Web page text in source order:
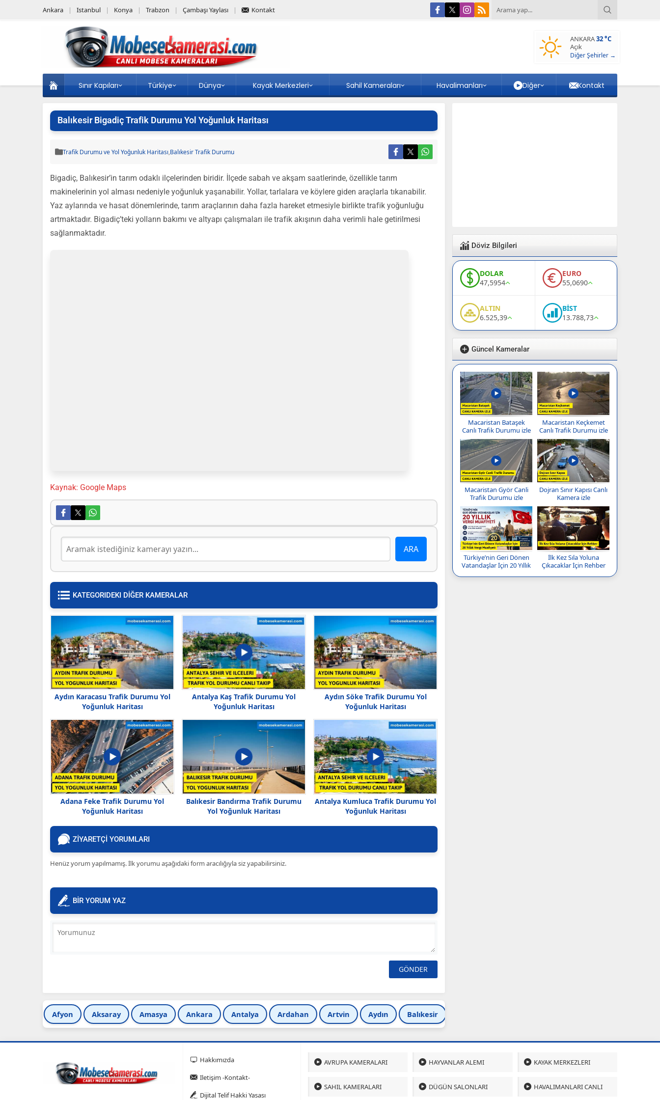
Ankara Istanbul Konya Trabzon Çambaşı Yaylası Kontakt
ANKARA32 °C
Açık
Diğer Şehirler →
Sınır Kapıları Türkiye Dünya Kayak Merkezleri Sahil Kameraları Havalimanları Diğer Kontakt
Balıkesir Bigadiç Trafik Durumu Yol Yoğunluk Haritası
Trafik Durumu ve Yol Yoğunluk Haritası,Balıkesir Trafik Durumu
Bigadiç, Balıkesir’in tarım odaklı ilçelerinden biridir. İlçede sabah ve akşam saatlerinde, özellikle tarım
makinelerinin yol alması nedeniyle yoğunluk yaşanabilir. Yollar, tarlalara ve köylere giden araçlarla tıkanabilir.
Yaz aylarında ve hasat dönemlerinde, tarım araçlarının daha fazla hareket etmesiyle birlikte trafik yoğunluğu
artmaktadır. Bigadiç’teki yolların bakımı ve altyapı çalışmaları ile trafik akışının daha verimli hale getirilmesi
sağlanmaktadır.
Kaynak: Google Maps
KATEGORIDEKI DİĞER KAMERALAR
Aydın Karacasu Trafik Durumu Yol
Yoğunluk Haritası
Antalya Kaş Trafik Durumu Yol
Yoğunluk Haritası
Aydın Söke Trafik Durumu Yol
Yoğunluk Haritası
Adana Feke Trafik Durumu Yol
Yoğunluk Haritası
Balıkesir Bandırma Trafik Durumu
Yol Yoğunluk Haritası
Antalya Kumluca Trafik Durumu Yol
Yoğunluk Haritası
ZİYARETÇİ YORUMLARI
Henüz yorum yapılmamış. İlk yorumu aşağıdaki form aracılığıyla siz yapabilirsiniz.
BİR YORUM YAZ
Afyon Aksaray Amasya Ankara Antalya Ardahan Artvin Aydın Balıkesir
Döviz Bilgileri
DOLAR
47,5954
EURO
55,0690
ALTIN
6.525,39
BİST
13.788,73
Güncel Kameralar
Macaristan Bataşek
Canlı Trafik Durumu izle
Macaristan Keçkemet
Canlı Trafik Durumu izle
Macaristan Györ Canli
Trafik Durumu izle
Dojran Sınır Kapısı Canlı
Kamera izle
Türkiye’nin Geri Dönen
Vatandaşlar İçin 20 Yıllık
İlk Kez Sıla Yoluna
Çıkacaklar İçin Rehber
Hakkımızda
Iletişim -Kontakt-
Dijital Telif Hakki Yasası
AVRUPA KAMERALARI HAYVANLAR ALEMI KAYAK MERKEZLERI
SAHIL KAMERALARI DÜGÜN SALONLARI HAVALIMANLARI CANLI